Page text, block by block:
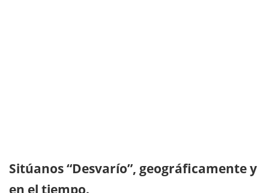
Sitúanos “Desvarío”, geográficamente y
en el tiempo.